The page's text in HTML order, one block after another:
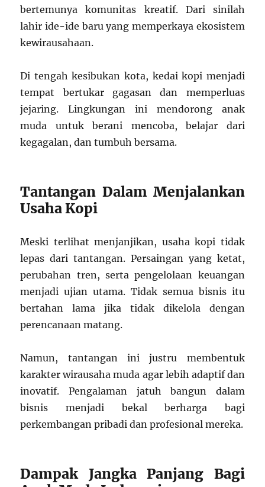
bertemunya komunitas kreatif. Dari sinilah
lahir ide-ide baru yang memperkaya ekosistem
kewirausahaan.
Di tengah kesibukan kota, kedai kopi menjadi
tempat bertukar gagasan dan memperluas
jejaring. Lingkungan ini mendorong anak
muda untuk berani mencoba, belajar dari
kegagalan, dan tumbuh bersama.
Tantangan Dalam Menjalankan
Usaha Kopi
Meski terlihat menjanjikan, usaha kopi tidak
lepas dari tantangan. Persaingan yang ketat,
perubahan tren, serta pengelolaan keuangan
menjadi ujian utama. Tidak semua bisnis itu
bertahan lama jika tidak dikelola dengan
perencanaan matang.
Namun, tantangan ini justru membentuk
karakter wirausaha muda agar lebih adaptif dan
inovatif. Pengalaman jatuh bangun dalam
bisnis menjadi bekal berharga bagi
perkembangan pribadi dan profesional mereka.
Dampak Jangka Panjang Bagi